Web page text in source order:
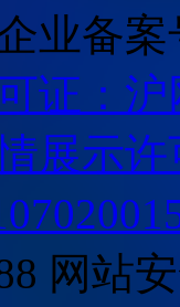
业备案
证：
展示许
网站